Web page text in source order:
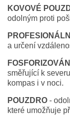
KOVOVÉ
odolným proti
a určení
FOSFORIZOVÁNÍ
směřující k
kompas i v noci.
POUZDRO -
které umožňuje